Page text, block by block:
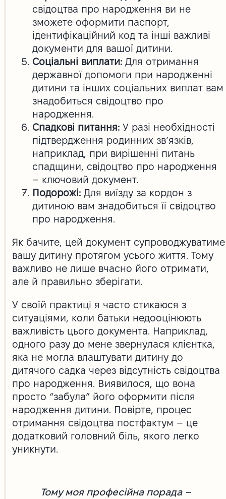
свідоцтва про народження ви не
зможете оформити паспорт,
ідентифікаційний код та інші важливі
документи для вашої дитини.
Соціальні виплати:Для отримання
державної допомоги при народженні
дитини та інших соціальних виплат вам
знадобиться свідоцтво про
народження.
Спадкові питання:У разі необхідності
підтвердження родинних зв’язків,
наприклад, при вирішенні питань
спадщини, свідоцтво про народження
– ключовий документ.
Подорожі:Для виїзду за кордон з
дитиною вам знадобиться її свідоцтво
про народження.
Як бачите, цей документ супроводжуватиме
вашу дитину протягом усього життя. Тому
важливо не лише вчасно його отримати,
але й правильно зберігати.
У своїй практиці я часто стикаюся з
ситуаціями, коли батьки недооцінюють
важливість цього документа. Наприклад,
одного разу до мене звернулася клієнтка,
яка не могла влаштувати дитину до
дитячого садка через відсутність свідоцтва
про народження. Виявилося, що вона
просто “забула” його оформити після
народження дитини. Повірте, процес
отримання свідоцтва постфактум – це
додатковий головний біль, якого легко
уникнути.
Тому моя професійна порада –